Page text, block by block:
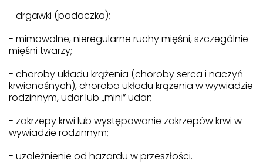
- drgawki (padaczka);
- mimowolne, nieregularne ruchy mięśni, szczególnie
mięśni twarzy;
- choroby układu krążenia (choroby serca i naczyń
krwionośnych), choroba układu krążenia w wywiadzie
rodzinnym, udar lub „mini” udar;
- zakrzepy krwi lub występowanie zakrzepów krwi w
wywiadzie rodzinnym;
- uzależnienie od hazardu w przeszłości.